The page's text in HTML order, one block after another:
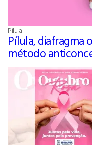
Pílula
Pílula, diafragma
método